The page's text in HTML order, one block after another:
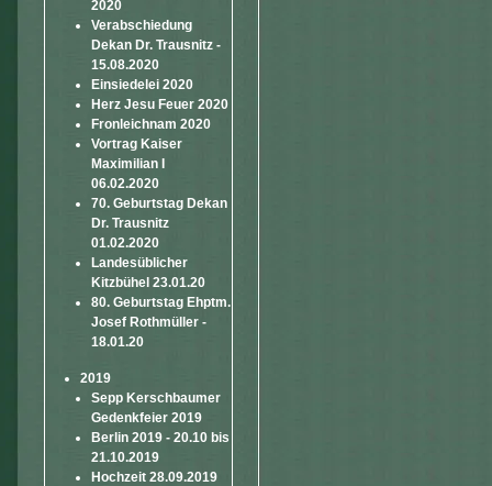
2020
Verabschiedung
Dekan Dr. Trausnitz -
15.08.2020
Einsiedelei 2020
Herz Jesu Feuer 2020
Fronleichnam 2020
Vortrag Kaiser
Maximilian I
06.02.2020
70. Geburtstag Dekan
Dr. Trausnitz
01.02.2020
Landesüblicher
Kitzbühel 23.01.20
80. Geburtstag Ehptm.
Josef Rothmüller -
18.01.20
2019
Sepp Kerschbaumer
Gedenkfeier 2019
Berlin 2019 - 20.10 bis
21.10.2019
Hochzeit 28.09.2019